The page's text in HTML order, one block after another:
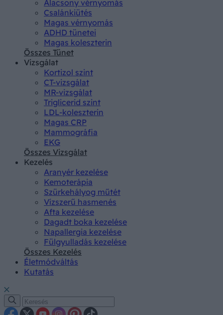
Alacsony vérnyomás
Csalánkiütés
Magas vérnyomás
ADHD tünetei
Magas koleszterin
Összes Tünet
Vizsgálat
Kortizol szint
CT-vizsgálat
MR-vizsgálat
Triglicerid szint
LDL-koleszterin
Magas CRP
Mammográfia
EKG
Összes Vizsgálat
Kezelés
Aranyér kezelése
Kemoterápia
Szürkehályog műtét
Vízszerű hasmenés
Afta kezelése
Dagadt boka kezelése
Napallergia kezelése
Fülgyulladás kezelése
Összes Kezelés
Életmódváltás
Kutatás